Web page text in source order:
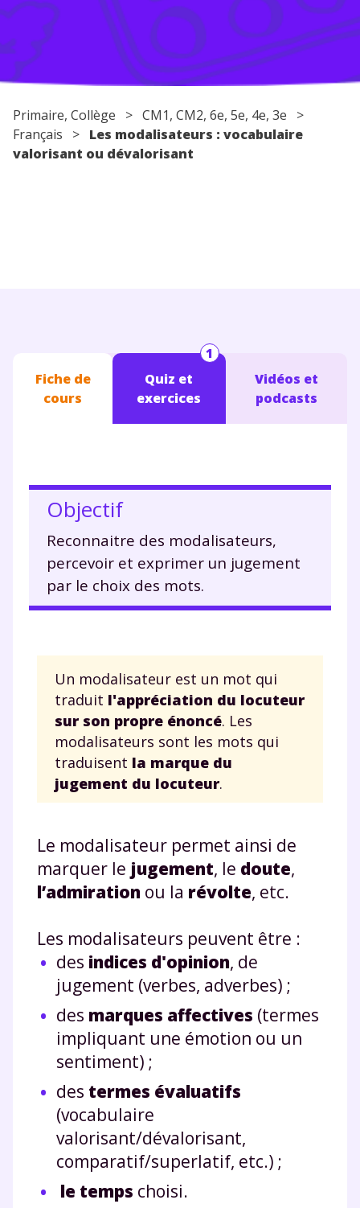
Conseils pour les parents
Primaire, Collège > CM1, CM2, 6e, 5e, 4e, 3e >
Français > Les modalisateurs : vocabulaire
valorisant ou dévalorisant
Fiche de
cours
Quiz et
exercices
1
Vidéos et
podcasts
Objectif
Reconnaitre des modalisateurs,
percevoir et exprimer un jugement
par le choix des mots.
Un modalisateur est un mot qui
traduit l'appréciation du locuteur
sur son propre énoncé. Les
modalisateurs sont les mots qui
traduisent la marque du
jugement du locuteur.
Le modalisateur permet ainsi de
marquer le jugement, le doute,
l’admiration ou la révolte, etc.
Les modalisateurs peuvent être :
des indices d'opinion, de
jugement (verbes, adverbes) ;
des marques affectives (termes
impliquant une émotion ou un
sentiment) ;
des termes évaluatifs
(vocabulaire
valorisant/dévalorisant,
comparatif/superlatif, etc.) ;
le temps choisi.